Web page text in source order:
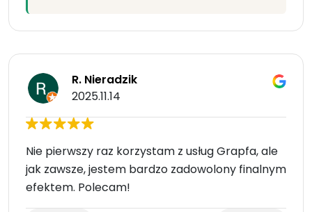
R. Nieradzik
2025.11.14
Nie pierwszy raz korzystam z usług Grapfa, ale
jak zawsze, jestem bardzo zadowolony finalnym
efektem. Polecam!